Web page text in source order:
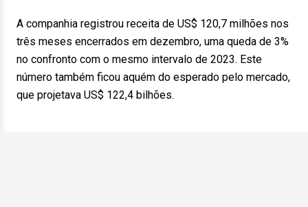
A companhia registrou receita de US$ 120,7 milhões nos
três meses encerrados em dezembro, uma queda de 3%
no confronto com o mesmo intervalo de 2023. Este
número também ficou aquém do esperado pelo mercado,
que projetava US$ 122,4 bilhões.